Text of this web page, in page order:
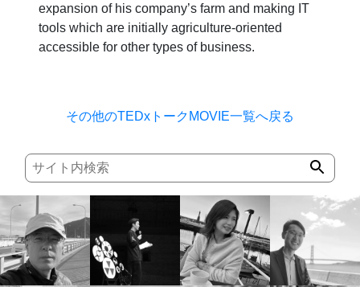
expansion of his company’s farm and making IT
tools which are initially agriculture-oriented
accessible for other types of business.
その他のTEDxトークMOVIE一覧へ戻る